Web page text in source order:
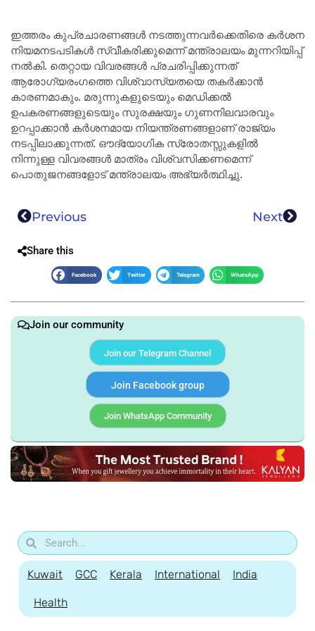
ഇത്തരം കുപ്രചാരണങ്ങൾ നടത്തുന്നവർക്കെതിരെ കർശന
നിയമനടപടികൾ സ്വീകരിക്കുമെന്ന് മന്ത്രാലയം മുന്നറിയിപ്പ്
നൽകി. തെറ്റായ വിവരങ്ങൾ പ്രചരിപ്പിക്കുന്നത്
ആരോഗ്യരംഗത്തെ വിശ്വാസ്യതയെ തകർക്കാൻ
കാരണമാകും. മരുന്നുകളുടെയും മെഡിക്കൽ
ഉപകരണങ്ങളുടെയും സുരക്ഷയും ഗുണനിലവാരവും
ഉറപ്പാക്കാൻ കർശനമായ നിയന്ത്രണങ്ങളാണ് രാജ്യം
നടപ്പിലാക്കുന്നത്. ഔദ്യോഗിക സ്രോതസ്സുകളിൽ
നിന്നുള്ള വിവരങ്ങൾ മാത്രം വിശ്വസിക്കണമെന്ന്
പൊതുജനങ്ങളോട് മന്ത്രാലയം അഭ്യർത്ഥിച്ചു.
Previous Next
Share this
Facebook Twitter Telegram WhatsApp
Join our community
Join our Telegram Channel
Join Facebook group
Join WhatsApp Community
Kuwait GCC Kerala International India
Health